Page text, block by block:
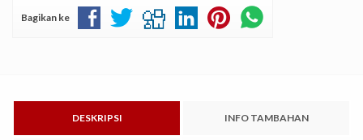
Bagikan ke
DESKRIPSI INFO TAMBAHAN